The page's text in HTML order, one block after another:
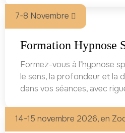
Formation Hypnose
Formez-vous à l’hypnose
le sens, la profondeur et la
dans vos séances, avec
7-8 Novembre
14-15 novembre 2026, en